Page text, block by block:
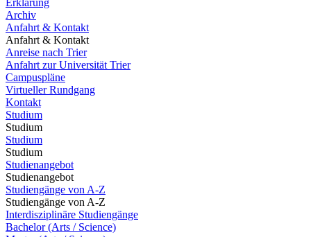
Erklärung
Archiv
Anfahrt & Kontakt
Anfahrt & Kontakt
Anreise nach Trier
Anfahrt zur Universität Trier
Campuspläne
Virtueller Rundgang
Kontakt
Studium
Studium
Studium
Studium
Studienangebot
Studienangebot
Studiengänge von A-Z
Studiengänge von A-Z
Interdisziplinäre Studiengänge
Bachelor (Arts / Science)